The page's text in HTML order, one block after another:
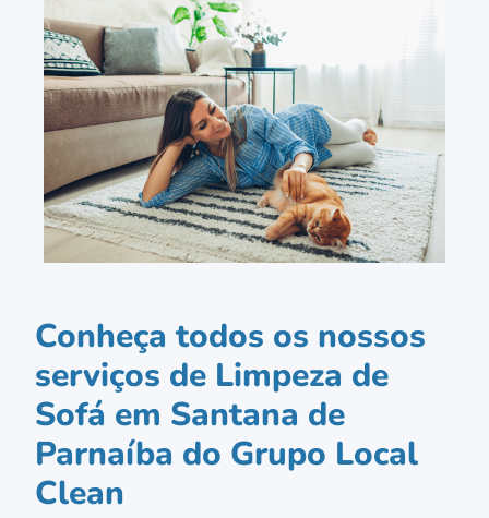
Conheça todos os nossos
serviços de Limpeza de
Sofá em Santana de
Parnaíba do Grupo Local
Clean